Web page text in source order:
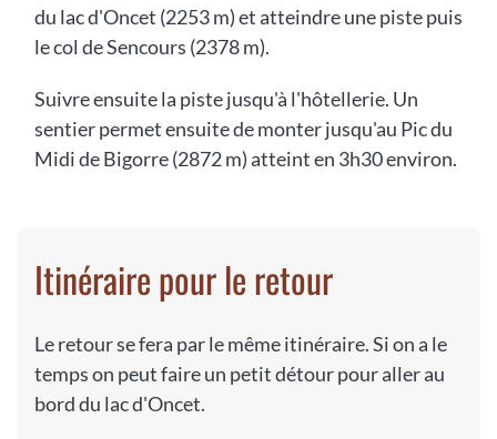
du lac d'Oncet (2253 m) et atteindre une piste puis
le col de Sencours (2378 m).
Suivre ensuite la piste jusqu'à l'hôtellerie. Un
sentier permet ensuite de monter jusqu'au Pic du
Midi de Bigorre (2872 m) atteint en 3h30 environ.
Itinéraire pour le retour
Le retour se fera par le même itinéraire. Si on a le
temps on peut faire un petit détour pour aller au
bord du lac d'Oncet.